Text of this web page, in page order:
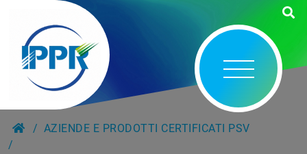
AZIENDE E PRODOTTI CERTIFICATI PSV